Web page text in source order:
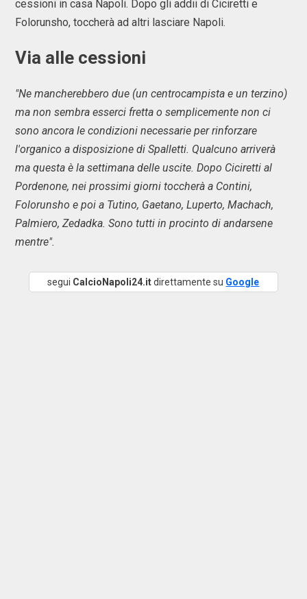
cessioni in casa Napoli. Dopo gli addii di Ciciretti e
Folorunsho, toccherà ad altri lasciare Napoli.
Via alle cessioni
"Ne mancherebbero due (un centrocampista e un terzino)
ma non sembra esserci fretta o semplicemente non ci
sono ancora le condizioni necessarie per rinforzare
l'organico a disposizione di Spalletti. Qualcuno arriverà
ma questa è la settimana delle uscite. Dopo Ciciretti al
Pordenone, nei prossimi giorni toccherà a Contini,
Folorunsho e poi a Tutino, Gaetano, Luperto, Machach,
Palmiero, Zedadka. Sono tutti in procinto di andarsene
mentre".
segui CalcioNapoli24.itdirettamente su Google